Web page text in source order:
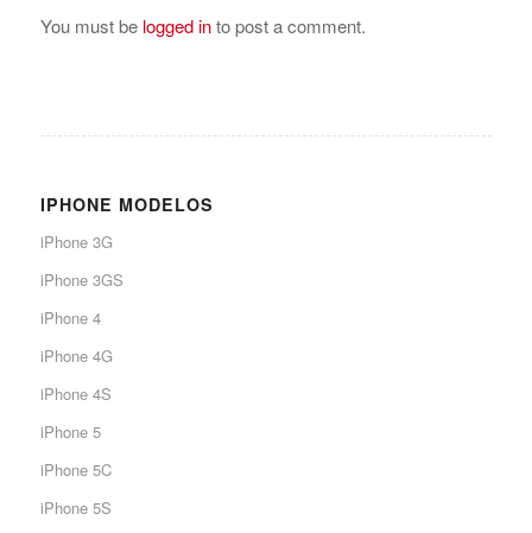
You must be logged into post a comment.
IPHONE MODELOS
iPhone 3G
iPhone 3GS
iPhone 4
iPhone 4G
iPhone 4S
iPhone 5
iPhone 5C
iPhone 5S